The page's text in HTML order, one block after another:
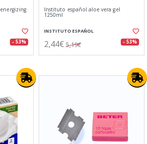
- 53%
Instituto español aloe vera gel
1250ml
INSTITUTO ESPAÑOL
2,44€ 5,19€ - 53%